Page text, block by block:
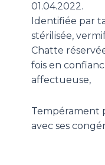
01.04.2022.
Identifiée par
stérilisée,
Chatte
fois en
affectueuse,
Tempérament
avec ses